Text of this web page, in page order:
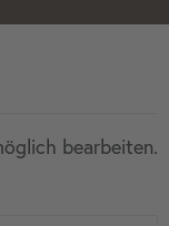
bearbeiten.